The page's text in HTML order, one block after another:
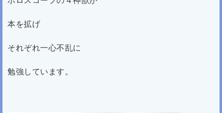
本を拡げ
それぞれ一心不乱に
勉強しています。